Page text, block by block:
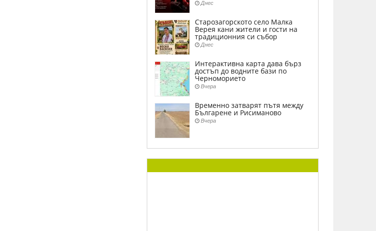
Днес
Старозагорското село Малка
Верея кани жители и гости на
традиционния си събор
Днес
Интерактивна карта дава бърз
достъп до водните бази по
Черноморието
Вчера
Временно затварят пътя между
Българене и Рисиманово
Вчера